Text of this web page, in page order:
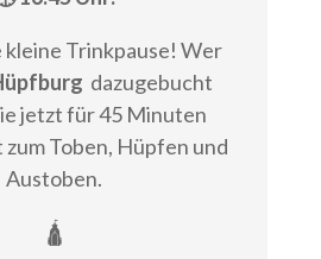
Trinkpause! Wer
dazugebucht
jetzt für 45 Minuten
Toben, Hüpfen und
Austoben.
🛕